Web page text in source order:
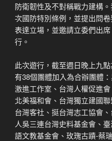
防衛韌性及不對稱戰力建構
次國防特別條例，並提出問
表達立場，並邀請立委們出
行。
此次遊行，截至週日晚上九
有38個團體加入為合辦團體
激進工作室、台灣人權促進
北美福和會、台灣獨立建國
台灣客社、挺台灣志工協會
人吳三連台灣史料基金會、
語文教基金會、玫瑰古蹟-蔡